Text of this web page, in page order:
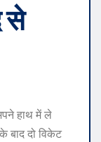
से
हाथ में ले
बाद दो विकेट